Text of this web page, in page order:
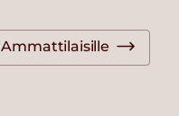
Ammattilaisille